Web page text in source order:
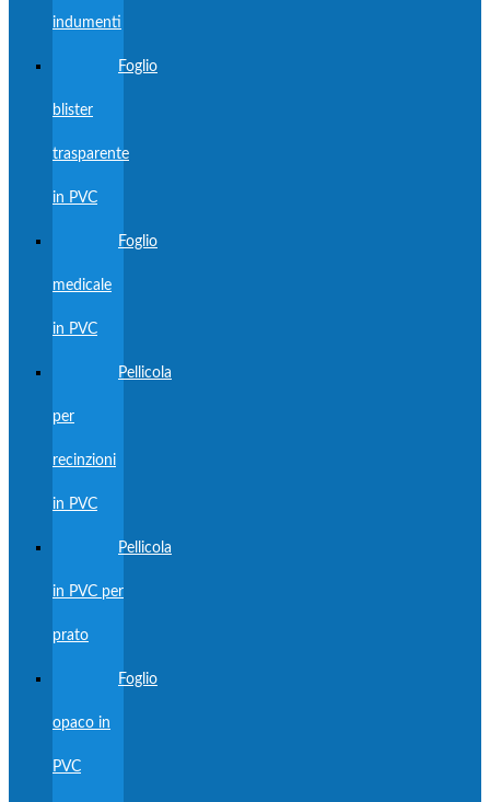
indumenti
Foglio
blister
trasparente
in PVC
Foglio
medicale
in PVC
Pellicola
per
recinzioni
in PVC
Pellicola
in PVC per
prato
Foglio
opaco in
PVC